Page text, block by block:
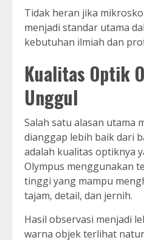
Tidak heran jika
menjadi standar utama
kebutuhan ilmiah dan
Kualitas Optik
Unggul
Salah satu alasan utama
dianggap lebih baik dari
adalah kualitas optiknya
Olympus menggunakan
tinggi yang mampu
tajam, detail, dan jernih.
Hasil observasi menjadi
warna objek terlihat